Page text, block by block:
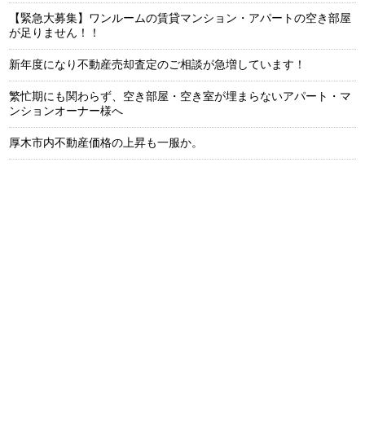
【緊急大募集】ワンルームの賃貸マンション・アパートの空き部屋
が足りません！！
新年度になり不動産売却査定のご相談が急増しています！
繁忙期にも関わらず、空き部屋・空き室が埋まらないアパート・マ
ンションオーナー様へ
厚木市内不動産価格の上昇も一服か。